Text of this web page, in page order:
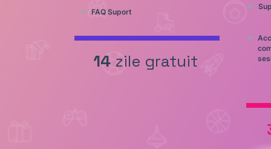
✓ FAQ Suport
14zile gratuit
✓
✓